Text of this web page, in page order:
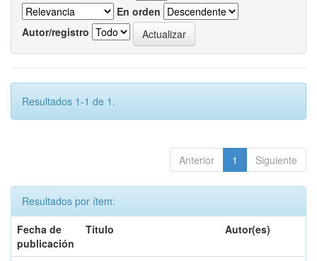
En orden
Autor/registro
Resultados 1-1 de 1.
Anterior 1 Siguiente
Resultados por ítem:
Fecha de
publicación
Título Autor(es)